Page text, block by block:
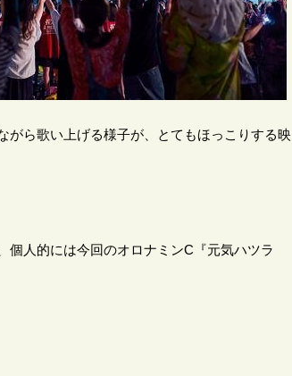
がら歌い上げる様子が、とてもほっこりする映
個人的には今回のオロナミンC『元気ハツラ